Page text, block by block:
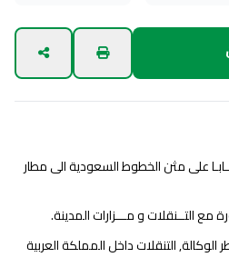
على مثن الخطوط السعودية الى مطار
مع التــنقلات و مـــزارات المدينة.
التنقلات داخل المملكة العربية